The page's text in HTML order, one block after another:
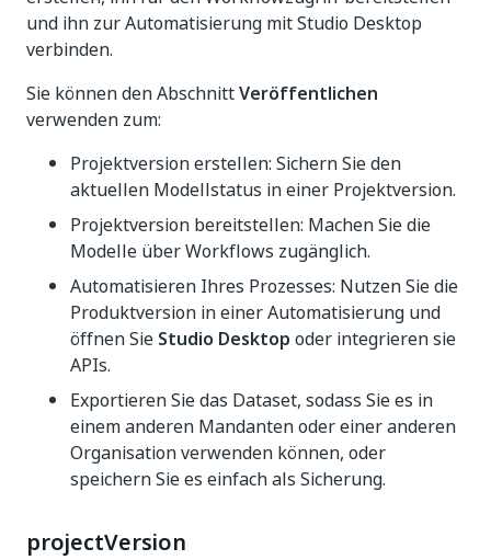
und ihn zur Automatisierung mit Studio Desktop
verbinden.
Sie können den AbschnittVeröffentlichen
verwenden zum:
Projektversion erstellen: Sichern Sie den
aktuellen Modellstatus in einer Projektversion.
Projektversion bereitstellen: Machen Sie die
Modelle über Workflows zugänglich.
Automatisieren Ihres Prozesses: Nutzen Sie die
Produktversion in einer Automatisierung und
öffnen Sie Studio Desktop oder integrieren sie
APIs.
Exportieren Sie das Dataset, sodass Sie es in
einem anderen Mandanten oder einer anderen
Organisation verwenden können, oder
speichern Sie es einfach als Sicherung.
projectVersion